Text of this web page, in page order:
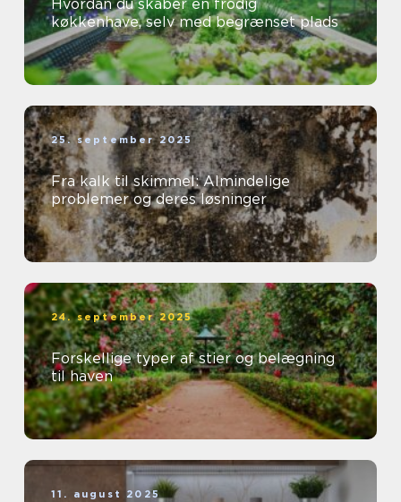
Hvordan du skaber en frodig
køkkenhave, selv med begrænset plads
25. september 2025
Fra kalk til skimmel: Almindelige
problemer og deres løsninger
24. september 2025
Forskellige typer af stier og belægning
til haven
11. august 2025